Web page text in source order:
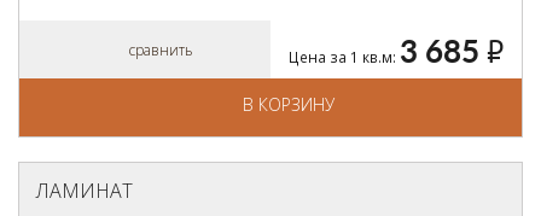
сравнить Цена за 1 кв.м: 3 685 руб.
В КОРЗИНУ
ЛАМИНАТ